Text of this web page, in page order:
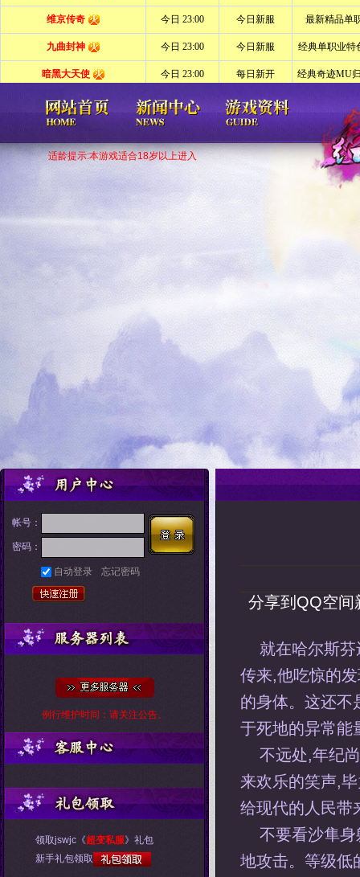
适龄提示:本游戏适合18岁以上进入
分享到 QQ空间
就在哈尔斯
传来,他吃惊的
的身体。这还不
于死地的异常能
不远处,年纪
来欢乐的笑声,
给现代的人民带
不要看沙隼
地攻击。等级低
帐号：
密码：
自动登录 忘记密码
例行维护时间：请关注公告。
领取jswjc《超变私服》礼包
新手礼包领取